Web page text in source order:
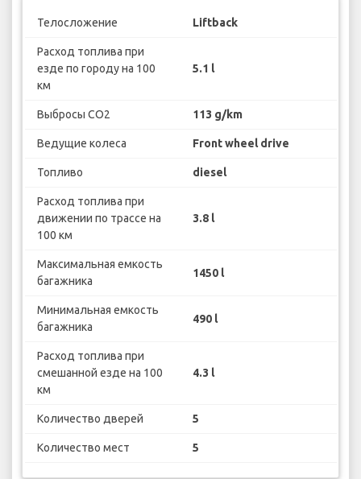
Телосложение Liftback
Расход топлива при
езде по городу на 100
км
5.1 l
Выбросы CO2 113 g/km
Ведущие колеса Front wheel drive
Топливо diesel
Расход топлива при
движении по трассе на
100 км
3.8 l
Максимальная емкость
багажника
1450 l
Минимальная емкость
багажника
490 l
Расход топлива при
смешанной езде на 100
км
4.3 l
Количество дверей 5
Количество мест 5